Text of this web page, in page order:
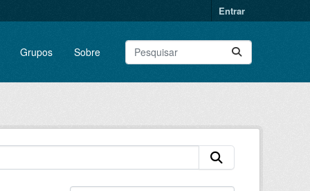
Entrar
Grupos Sobre